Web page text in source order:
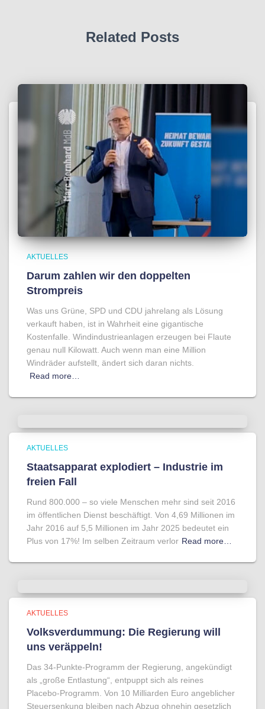
Related Posts
AKTUELLES
Darum zahlen wir den doppelten
Strompreis
Was uns Grüne, SPD und CDU jahrelang als Lösung
verkauft haben, ist in Wahrheit eine gigantische
Kostenfalle. Windindustrieanlagen erzeugen bei Flaute
genau null Kilowatt. Auch wenn man eine Million
Windräder aufstellt, ändert sich daran nichts.
Read more…
AKTUELLES
Staatsapparat explodiert – Industrie im
freien Fall
Rund 800.000 – so viele Menschen mehr sind seit 2016
im öffentlichen Dienst beschäftigt. Von 4,69 Millionen im
Jahr 2016 auf 5,5 Millionen im Jahr 2025 bedeutet ein
Plus von 17%! Im selben Zeitraum verlor Read more…
AKTUELLES
Volksverdummung: Die Regierung will
uns veräppeln!
Das 34-Punkte-Programm der Regierung, angekündigt
als „große Entlastung“, entpuppt sich als reines
Placebo-Programm. Von 10 Milliarden Euro angeblicher
Steuersenkung bleiben nach Abzug ohnehin gesetzlich